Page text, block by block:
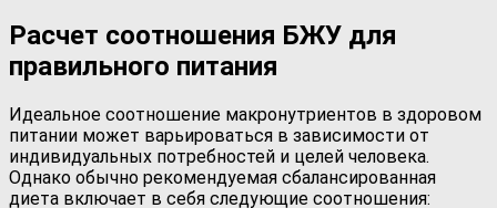
Расчет соотношения БЖУ для
правильного питания
Идеальное соотношение макронутриентов в здоровом
питании может варьироваться в зависимости от
индивидуальных потребностей и целей человека.
Однако обычно рекомендуемая сбалансированная
диета включает в себя следующие соотношения: